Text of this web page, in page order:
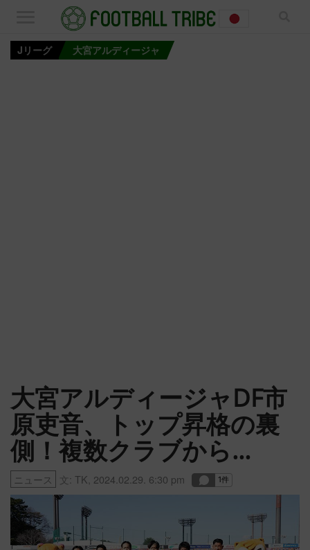
Jリーグ 大宮アルディージャ
大宮アルディージャDF市
原吏音、トップ昇格の裏
側！複数クラブから…
ニュース 文: TK 2024.02.29. 6:30 pm